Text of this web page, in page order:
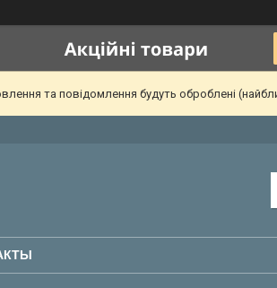
та повідомлення будуть оброблені